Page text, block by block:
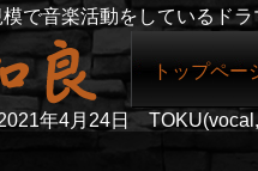
で音楽活動をしているドラ
トップペー
年4月24日